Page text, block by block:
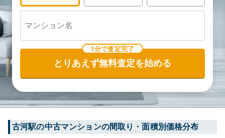
1分で査定完了
とりあえず無料査定を始める
古河駅の中古マンションの間取り・面積別価格分布